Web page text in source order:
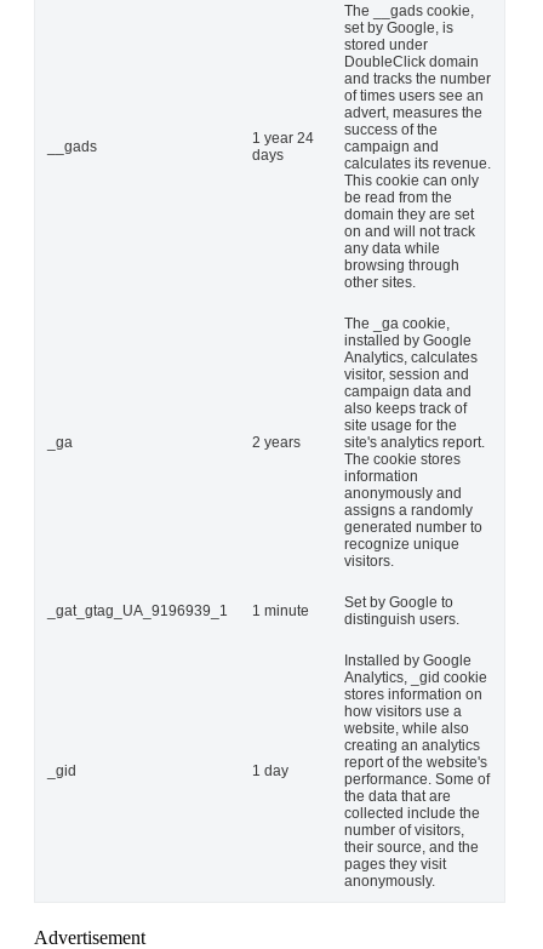
__gads
1 year 24
days
The __gads cookie,
set by Google, is
stored under
DoubleClick domain
and tracks the number
of times users see an
advert, measures the
success of the
campaign and
calculates its revenue.
This cookie can only
be read from the
domain they are set
on and will not track
any data while
browsing through
other sites.
_ga 2 years
The _ga cookie,
installed by Google
Analytics, calculates
visitor, session and
campaign data and
also keeps track of
site usage for the
site's analytics report.
The cookie stores
information
anonymously and
assigns a randomly
generated number to
recognize unique
visitors.
_gat_gtag_UA_9196939_1 1 minute
Set by Google to
distinguish users.
_gid 1 day
Installed by Google
Analytics, _gid cookie
stores information on
how visitors use a
website, while also
creating an analytics
report of the website's
performance. Some of
the data that are
collected include the
number of visitors,
their source, and the
pages they visit
anonymously.
Advertisement